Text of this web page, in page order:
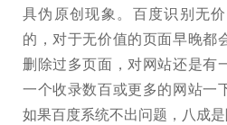
具伪原创现象。百度识别无
的，对于无价值的页面早晚都
删除过多页面，对网站还是有
一个收录数百或更多的网站一
如果百度系统不出问题，八成是